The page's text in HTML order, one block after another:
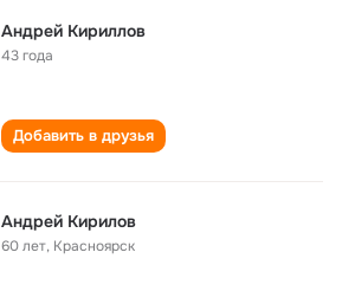
Андрей Кириллов
43 года
Добавить в друзья
Андрей Кирилов
60 лет, Красноярск